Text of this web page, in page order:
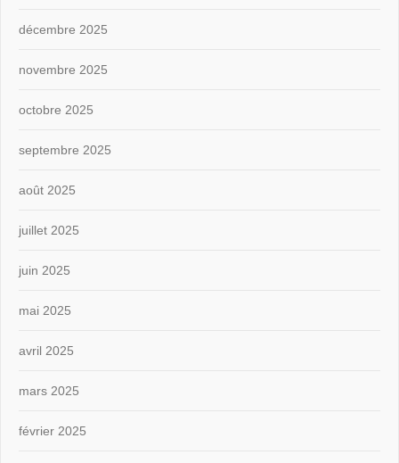
décembre 2025
novembre 2025
octobre 2025
septembre 2025
août 2025
juillet 2025
juin 2025
mai 2025
avril 2025
mars 2025
février 2025